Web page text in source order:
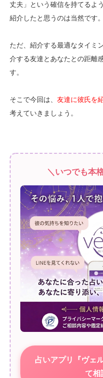
丈夫」という確信を持てるよ
紹介したと思うのは当然です。
ただ、紹介する最適なタイミ
介する友達とあなたとの距離
す。
そこで今回は、 友達に彼氏を
考えていきましょう。
＼いつでも本
占いアプリ『ヴェ
て相